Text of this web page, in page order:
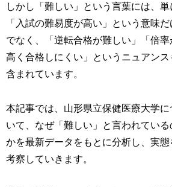
しかし「難しい」という言葉には、単
「入試の難易度が高い」という意味だ
でなく、「逆転合格が難しい」「倍率
高く合格しにくい」というニュアンス
含まれています。
本記事では、山形県立保健医療大学に
いて、なぜ「難しい」と言われている
かを最新データをもとに分析し、実態
考察していきます。